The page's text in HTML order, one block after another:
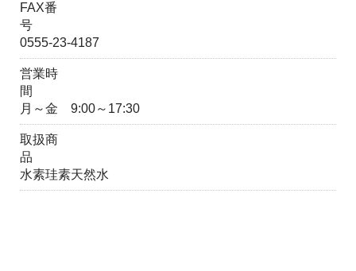
FAX番
号
0555-23-4187
営業時
間
月～金 9:00～17:30
取扱商
品
水素珪素天然水